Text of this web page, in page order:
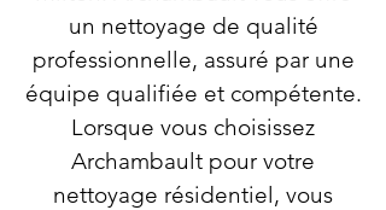
un nettoyage de qualité
professionnelle, assuré par une
équipe qualifiée et compétente.
Lorsque vous choisissez
Archambault pour votre
nettoyage résidentiel, vous